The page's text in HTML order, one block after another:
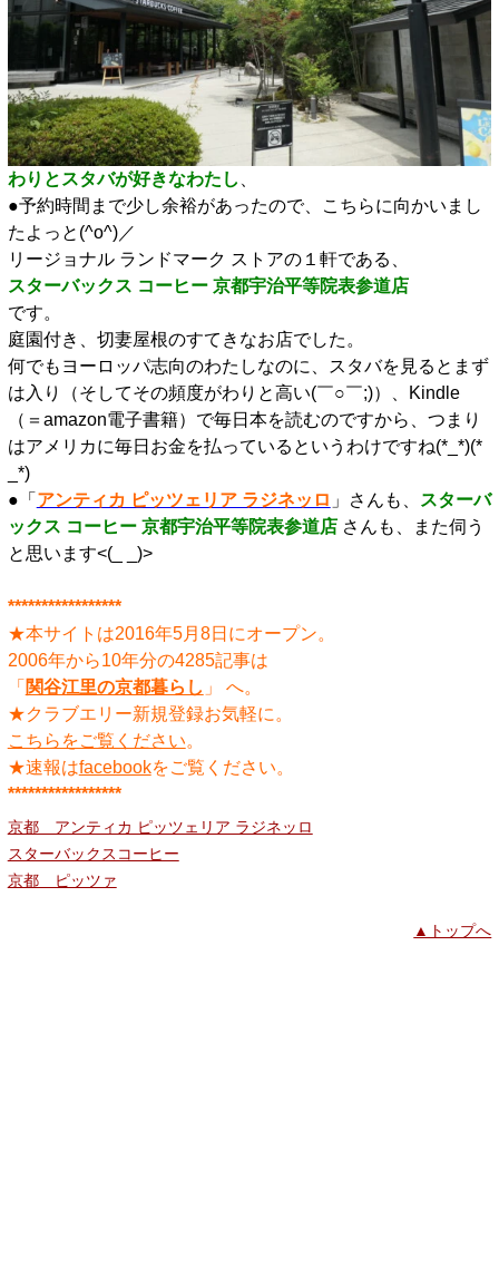
わりとスタバが好きなわたし
●予約時間まで少し余裕があったので、こちらに向かいまし
たよっと(^o^)／
リージョナル ランドマーク ストアの１軒である、
スターバックス コーヒー 京都宇治平等院表参道店
です。
庭園付き、切妻屋根のすてきなお店でした。
何でもヨーロッパ志向のわたしなのに、スタバを見るとまず
は入り（そしてその頻度がわりと高い(￣○￣;)）、Kindle
（＝amazon電子書籍）で毎日本を読むのですから、つまり
はアメリカに毎日お金を払っているというわけですね(*_*)(*
_*)
●「 アンティカ ピッツェリア ラジネッロ 」さんも、
スターバ
ックス コーヒー 京都宇治平等院表参道店さんも、また伺う
と思います<(_ _)>
*****************
★本サイトは2016年5月8日にオープン。
2006年から10年分の4285記事は
「 関谷江里の京都暮らし 」 へ。
★クラブエリー新規登録お気軽に。
こちらをご覧ください。
★速報はfacebookをご覧ください。
*****************
京都 アンティカ ピッツェリア ラジネッロ
スターバックスコーヒー
京都 ピッツァ
▲トップへ